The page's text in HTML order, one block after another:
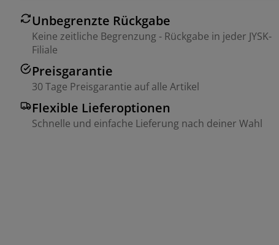
Unbegrenzte Rückgabe
Keine zeitliche Begrenzung - Rückgabe in jeder JYSK-
Filiale
Preisgarantie
30 Tage Preisgarantie auf alle Artikel
Flexible Lieferoptionen
Schnelle und einfache Lieferung nach deiner Wahl